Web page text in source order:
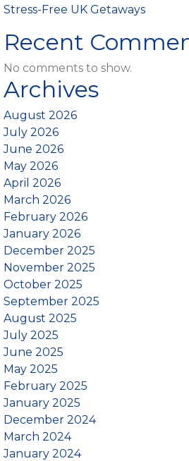
Stress-Free UK Getaways
Recent
No comments to show.
Archives
August 2026
July 2026
June 2026
May 2026
April 2026
March 2026
February 2026
January 2026
December 2025
November 2025
October 2025
September 2025
August 2025
July 2025
June 2025
May 2025
February 2025
January 2025
December 2024
March 2024
January 2024